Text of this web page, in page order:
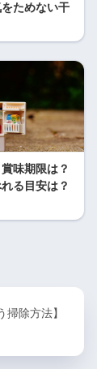
ためない干
味期限は？
る目安は？
除方法】